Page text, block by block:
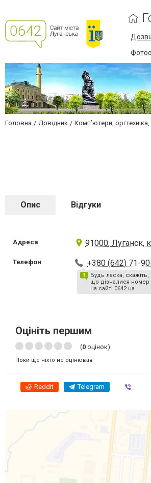
Головна Довідник Комп’ютери, оргтехніка,
Опис Відгуки
Адреса 91000, Луганск,
Телефон +380 (642) 71-
Будь ласка, скажіть,
що дізналися номер
на сайті 0642.ua
Оцініть першим
(0 оцінок)
Поки ще ніхто не оцінював
Reddit Telegram